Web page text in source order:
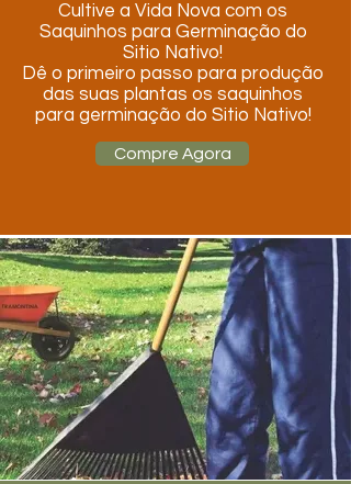
Cultive a Vida Nova com os
Saquinhos para Germinação do
Sitio Nativo!
Dê o primeiro passo para produção
das suas plantas os saquinhos
para germinação do Sitio Nativo!
Compre Agora